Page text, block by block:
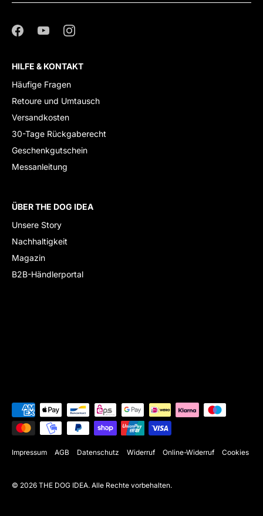
HILFE & KONTAKT
Häufige Fragen
Retoure und Umtausch
Versandkosten
30-Tage Rückgaberecht
Geschenkgutschein
Messanleitung
ÜBER THE DOG IDEA
Unsere Story
Nachhaltigkeit
Magazin
B2B-Händlerportal
Impressum AGB Datenschutz Widerruf Online-Widerruf Cookies
© 2026 THE DOG IDEA. Alle Rechte vorbehalten.